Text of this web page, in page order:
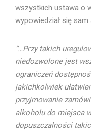
wszystkich ustawa o
wypowiedział się sam
“…Przy takich
niedozwolone jest
ograniczeń
jakichkolwiek
przyjmowanie
alkoholu do miejsca
dopuszczalności